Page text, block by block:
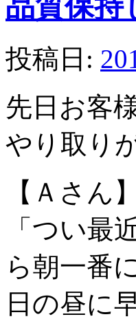
投稿日:
先日お客
やり取り
【Ａさん】
「つい最
ら朝一番
日の昼に